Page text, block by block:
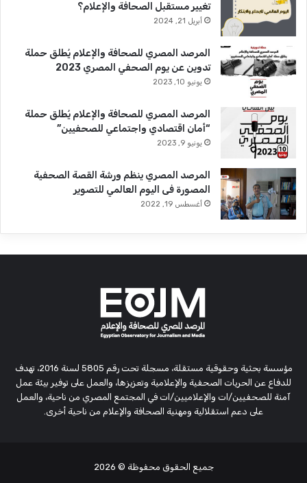
تغيير مستقبل الصحافة والإعلام؟
أبريل 21, 2024
المرصد المصري للصحافة والإعلام يُطلق حملة
تدوين عن يوم الصحفي المصري 2023
يونيو 10, 2023
المرصد المصري للصحافة والإعلام يُطلق حملة
“أمان اقتصادي واجتماعي للصحفيين”
يونيو 9, 2023
المرصد المصري ينظم ورشة القصة الصحفية
المصورة فى اليوم العالمي للتصوير
أغسطس 19, 2022
مؤسسة بحثية وحقوقية مستقلة، مسجلة تحت رقم 5805 لسنة 2016، تهدف
للدفاع عن الحريات الصحفية والإعلامية وتعزيزها، والعمل على توفير بيئة عمل
آمنة للصحفيين/ات والإعلاميين/ات في المجتمع المصري من ناحية، والعمل
على دعم استقلالية ومهنية الصحافة والإعلام من ناحية أخرى.
جميع الحقوق محفوظة © 2026